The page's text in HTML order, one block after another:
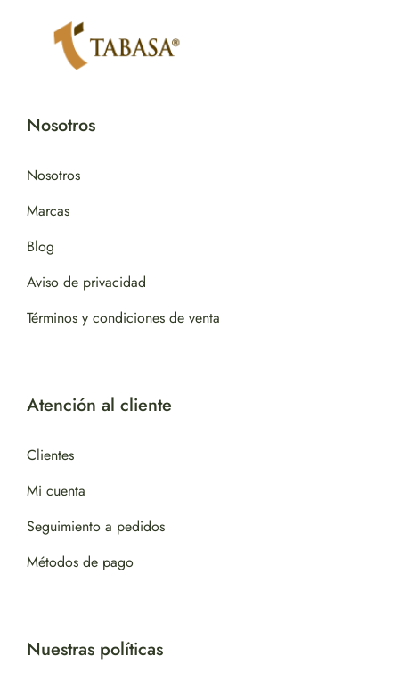
Nosotros
Nosotros
Marcas
Blog
Aviso de privacidad
Términos y condiciones de venta
Atención al cliente
Clientes
Mi cuenta
Seguimiento a pedidos
Métodos de pago
Nuestras políticas